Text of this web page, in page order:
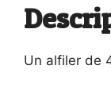
Un alfiler de